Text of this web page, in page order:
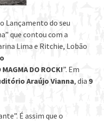
Lançamento do seu
que contou com a
Lima e Ritchie, Lobão
DO ROCK!”. Em
Araújo Vianna, dia 9
É assim que o